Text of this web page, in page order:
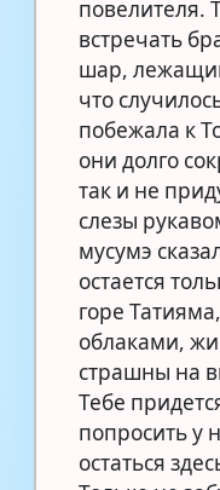
повелителя.
встречать
шар,
что
побежала к
они долго
так и не
слезы
мусумэ
остается
горе
облаками,
страшны на
Тебе
попросить у
остаться